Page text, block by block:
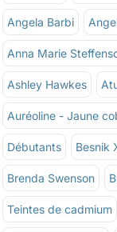
Angela Barbi
Anna Marie
Ashley Hawkes
Auréoline - Jaune
Débutants Besnik
Brenda Swenson
Teintes de cadmium